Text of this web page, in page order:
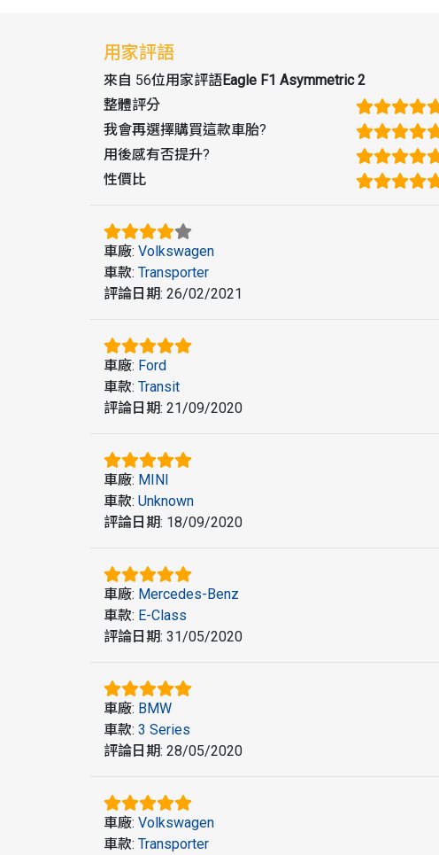
用家評語
來自 56位用家評語Eagle F1 Asymmetric 2
整體評分
我會再選擇購買這款車胎?
用後感有否提升?
性價比
車廠: Volkswagen
車款: Transporter
評論日期: 26/02/2021
車廠: Ford
車款: Transit
評論日期: 21/09/2020
車廠: MINI
車款: Unknown
評論日期: 18/09/2020
車廠: Mercedes-Benz
車款: E-Class
評論日期: 31/05/2020
車廠: BMW
車款: 3 Series
評論日期: 28/05/2020
車廠: Volkswagen
車款: Transporter